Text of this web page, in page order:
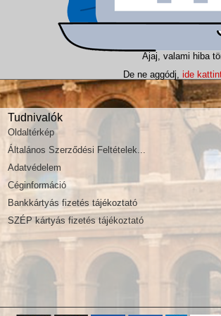
Ajaj, valami hiba
De ne aggódj, ide
Tudnivalók
Oldaltérkép
Általános Szerződési Feltételek...
Adatvédelem
Céginformáció
Bankkártyás fizetés tájékoztató
SZÉP kártyás fizetés tájékoztató